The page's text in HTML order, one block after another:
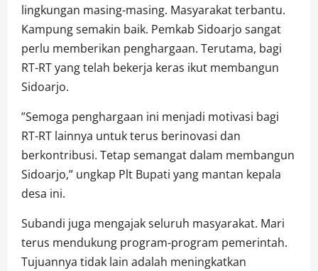
lingkungan masing-masing. Masyarakat terbantu.
Kampung semakin baik. Pemkab Sidoarjo sangat
perlu memberikan penghargaan. Terutama, bagi
RT-RT yang telah bekerja keras ikut membangun
Sidoarjo.
”Semoga penghargaan ini menjadi motivasi bagi
RT-RT lainnya untuk terus berinovasi dan
berkontribusi. Tetap semangat dalam membangun
Sidoarjo,” ungkap Plt Bupati yang mantan kepala
desa ini.
Subandi juga mengajak seluruh masyarakat. Mari
terus mendukung program-program pemerintah.
Tujuannya tidak lain adalah meningkatkan